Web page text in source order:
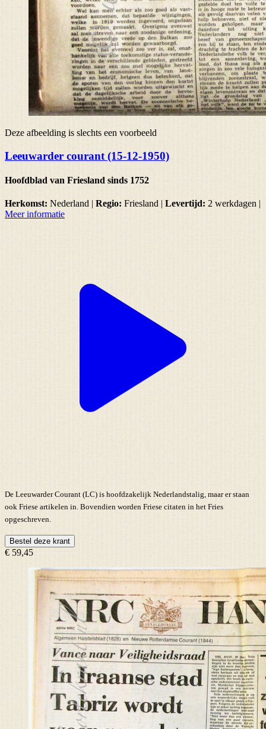
Deze afbeelding is slechts een voorbeeld
Leeuwarder courant (15-12-1950)
Hoofdblad van Friesland sinds 1752
Herkomst: Nederland | Regio: Friesland | Levertijd: 2 werkdagen |
Meer informatie
De Leeuwarder Courant (LC) is hoofdzakelijk Nederlandstalig, maar er staan
ook Friese artikelen in. Bovendien worden Friese citaten in het Fries
opgeschreven.
Bestel deze krant
€ 59,45